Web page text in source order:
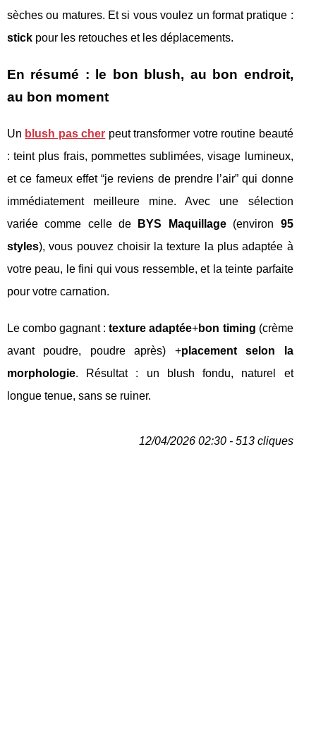
sèches ou matures. Et si vous voulez un format pratique :
stick pour les retouches et les déplacements.
En résumé : le bon blush, au bon endroit,
au bon moment
Un blush pas cher peut transformer votre routine beauté
: teint plus frais, pommettes sublimées, visage lumineux,
et ce fameux effet “je reviens de prendre l’air” qui donne
immédiatement meilleure mine. Avec une sélection
variée comme celle de
BYS Maquillage(environ 95
styles), vous pouvez choisir la texture la plus adaptée à
votre peau, le fini qui vous ressemble, et la teinte parfaite
pour votre carnation.
Le combo gagnant :texture adaptée+bon timing (crème
avant poudre, poudre après) +placement selon la
morphologie. Résultat : un blush fondu, naturel et
longue tenue, sans se ruiner.
12/04/2026 02:30 - 513 cliques